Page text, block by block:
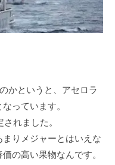
かというと、アセロラ
っています。
れました。
りメジャーとはいえな
の⾼い果物なんです。